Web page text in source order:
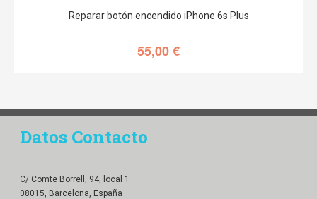
Reparar botón encendido iPhone 6s Plus
55,00€
Datos Contacto
C/ Comte Borrell, 94, local 1
08015, Barcelona, España